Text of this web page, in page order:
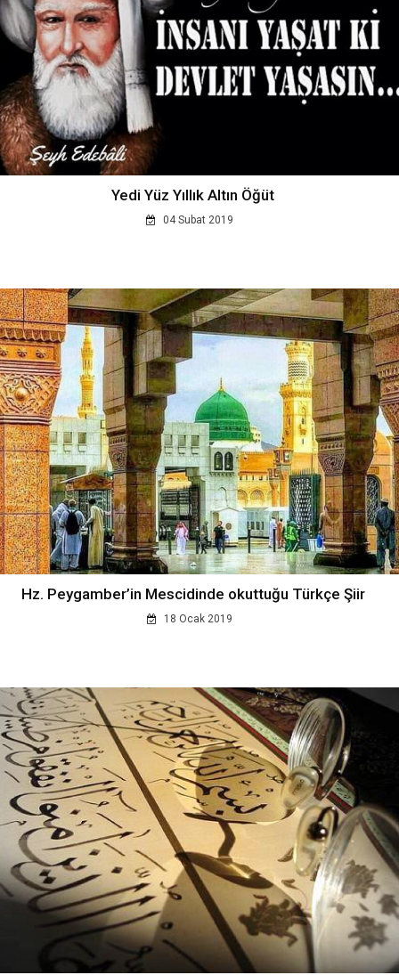
Yedi Yüz Yıllık Altın Öğüt
04 Subat 2019
Hz. Peygamber’in Mescidinde okuttuğu Türkçe Şiir
18 Ocak 2019